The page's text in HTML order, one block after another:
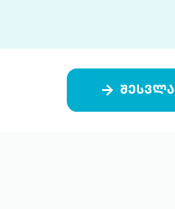
შესვლა